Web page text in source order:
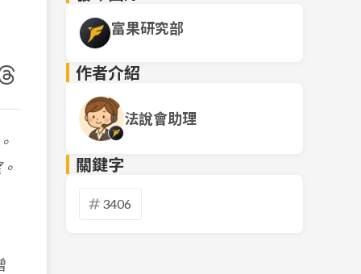
富果研究部
作者介紹
法說會助理
關鍵字
3406